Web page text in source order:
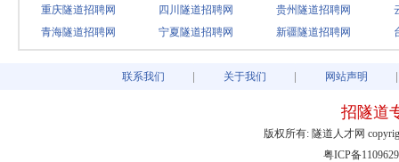
重庆隧道招聘网
四川隧道招聘网 贵州隧道招聘网
青海隧道招聘网
宁夏隧道招聘网 新疆隧道招聘网
联系我们 关于我们 网站声明
招隧道
版权所有: 隧道人才网
粤ICP备